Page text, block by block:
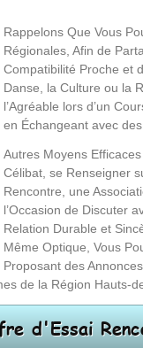
Rappelons Que Vous
Régionales, Afin de
Compatibilité Proche et
Danse, la Culture ou la
l’Agréable lors d’un
en Échangeant avec
Autres Moyens
Célibat, se Renseigner
Rencontre, une
l’Occasion de Discuter
Relation Durable et
Même Optique, Vous
Proposant des
de la Région Hauts-